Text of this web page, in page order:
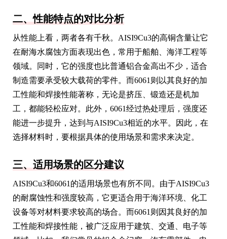
二、性能特点的对比分析
从性能上看，两者各有千秋。AISI9Cu3的高铜含量让它
在耐海水腐蚀方面表现出色，常用于船舶、海洋工程等
领域。同时，它的强度也比普通铝合金高出不少，适合
制造需要承受较大载荷的零件。而6061则以其良好的加
工性能和焊接性能著称，无论是挤压、锻造还是机加
工，都能轻松应对。此外，6061经过热处理后，强度还
能进一步提升，达到与AISI9Cu3相近的水平。因此，在
选择材料时，要根据具体的使用场景和需求来决定。
三、适用场景的区分建议
AISI9Cu3和6061的适用场景也有所不同。由于AISI9Cu3
的耐腐蚀性和强度较高，它更适合用于海洋环境、化工
设备等对材料要求较高的场合。而6061则因其良好的加
工性能和焊接性能，被广泛应用于建筑、交通、电子等